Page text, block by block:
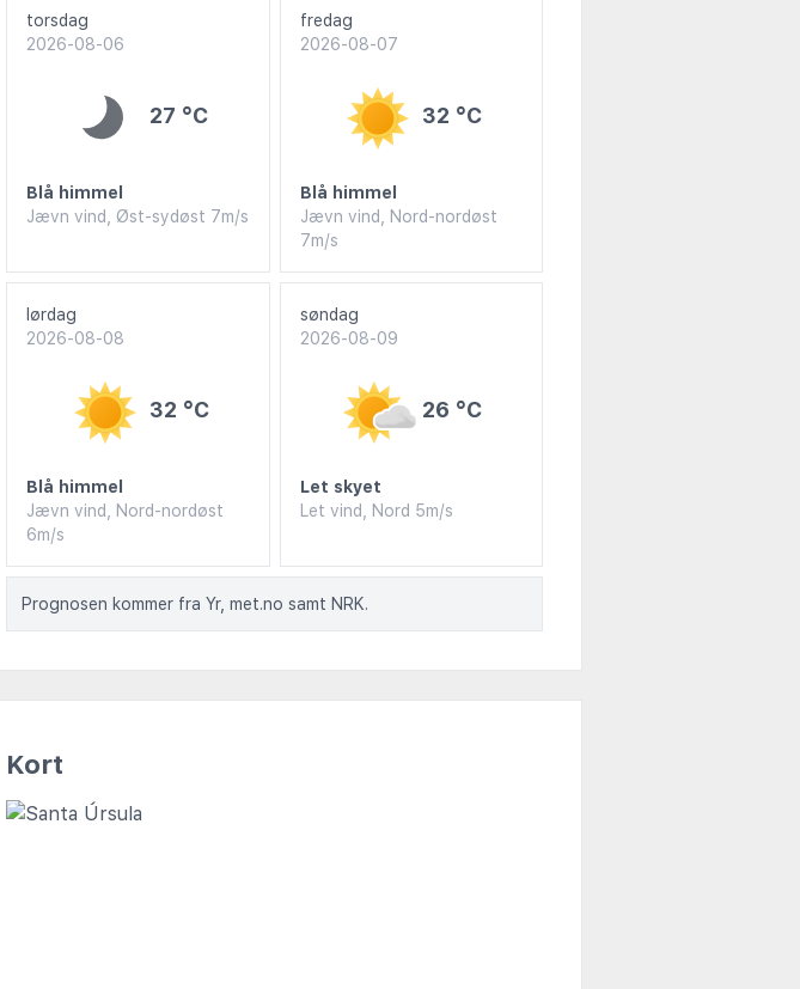
torsdag
2026-08-06
27 °C
Blå himmel
Jævn vind, Øst-sydøst 7m/s
fredag
2026-08-07
32 °C
Blå himmel
Jævn vind, Nord-nordøst
7m/s
lørdag
2026-08-08
32 °C
Blå himmel
Jævn vind, Nord-nordøst
6m/s
søndag
2026-08-09
26 °C
Let skyet
Let vind, Nord 5m/s
Prognosen kommer fra Yr, met.no samt NRK.
Kort